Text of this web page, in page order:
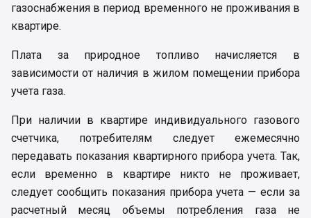
газоснабжения в период временного не проживания в
квартире.
Плата за природное топливо начисляется в
зависимости от наличия в жилом помещении прибора
учета газа.
При наличии в квартире индивидуального газового
счетчика, потребителям следует ежемесячно
передавать показания квартирного прибора учета. Так,
если временно в квартире никто не проживает,
следует сообщить показания прибора учета — если за
расчетный месяц объемы потребления газа не